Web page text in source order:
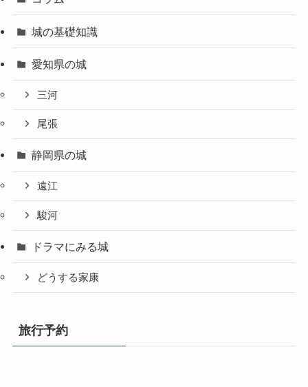
城の基礎知識
愛知県の城
三河
尾張
静岡県の城
遠江
駿河
ドラマにみる城
どうする家康
旅行予約